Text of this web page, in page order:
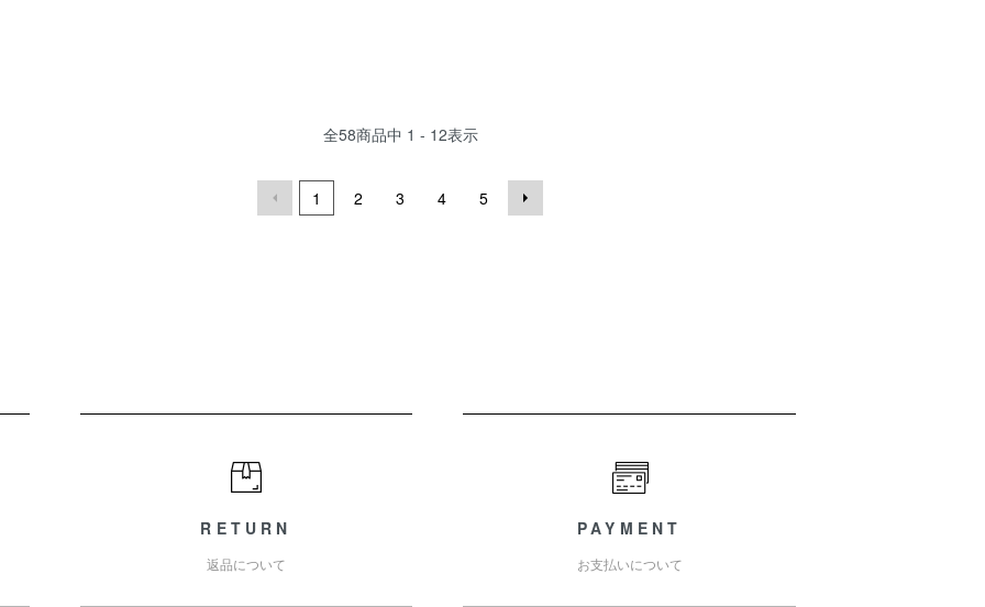
全58商品中 1 - 12表示
1 2 3 4 5
RETURN
返品について
PAYMENT
お支払いについて